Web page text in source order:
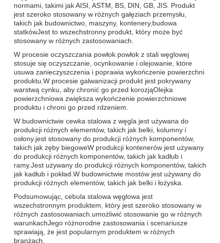
normami, takimi jak AISI, ASTM, BS, DIN, GB, JIS. Produkt
jest szeroko stosowany w różnych gałęziach przemysłu,
takich jak budownictwo, maszyny, kontenery,budowa
statkówJest to wszechstronny produkt, który może być
stosowany w różnych zastosowaniach.
W procesie oczyszczania powłok powłok z stali węglowej
stosuje się oczyszczanie, ocynkowanie i olejowanie, które
usuwa zanieczyszczenia i poprawia wykończenie powierzchni
produktu.W procesie galwanizacji produkt jest pokrywany
warstwą cynku, aby chronić go przed korozjąOlejka
powierzchniowa zwiększa wykończenie powierzchniowe
produktu i chroni go przed rdzeniem.
W budownictwie cewka stalowa z węgla jest używana do
produkcji różnych elementów, takich jak belki, kolumny i
osłony.jest stosowany do produkcji różnych komponentów,
takich jak zęby biegoweW produkcji kontenerów jest używany
do produkcji różnych komponentów, takich jak kadłub i
ramy.Jest używany do produkcji różnych komponentów, takich
jak kadłub i pokład.W budownictwie mostów jest używany do
produkcji różnych elementów, takich jak belki i łożyska.
Podsumowując, cebula stalowa węglowa jest
wszechstronnym produktem, który jest szeroko stosowany w
różnych zastosowaniach.umożliwić stosowanie go w różnych
warunkachJego różnorodne zastosowania i scenariusze
sprawiają, że jest popularnym produktem w różnych
branżach.